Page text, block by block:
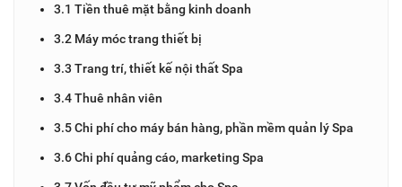
3.1 Tiền thuê mặt bằng kinh doanh
3.2 Máy móc trang thiết bị
3.3 Trang trí, thiết kế nội thất Spa
3.4 Thuê nhân viên
3.5 Chi phí cho máy bán hàng, phần mềm quản lý Spa
3.6 Chi phí quảng cáo, marketing Spa